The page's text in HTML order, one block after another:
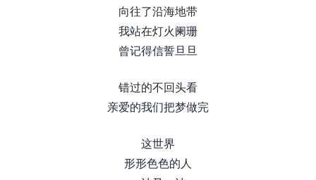
向往了沿海地带
我站在灯火阑珊
曾记得信誓旦旦
错过的不回头看
亲爱的我们把梦做完
这世界
形形色色的人